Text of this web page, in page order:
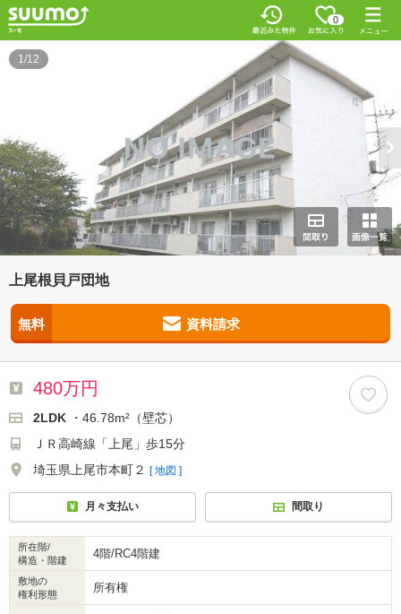
0
1/12
上尾根貝戸団地
無料 資料請求
480万円
2LDK
・46.78m²（壁芯）
ＪＲ高崎線「上尾」歩15分
埼玉県上尾市本町２ [ 地図 ]
月々支払い 間取り
所在階/
構造・階建
4階/RC4階建
敷地の
権利形態
所有権